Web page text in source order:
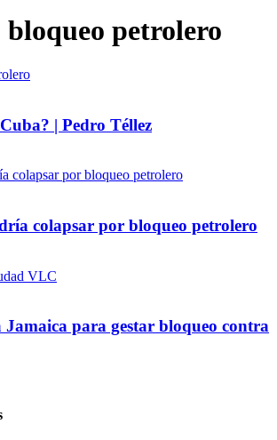
petrolero
| Pedro Téllez
colapsar por bloqueo petrolero
Jamaica para gestar bloqueo contra